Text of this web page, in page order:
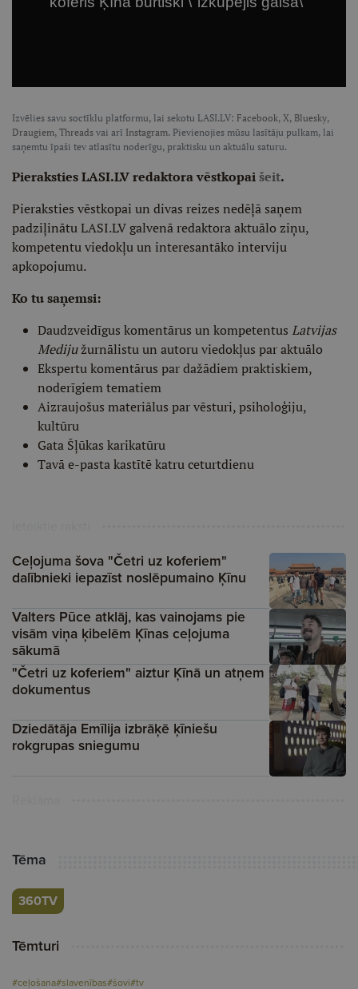
Izvēlies savu soctīklu platformu, lai sekotu LASI.LV: Facebook, X, Bluesky,
Draugiem, Threads vai arī Instagram. Pievienojies mūsu lasītāju pulkam, lai
saņemtu īpaši tev atlasītu noderīgu, praktisku un aktuālu saturu.
Pieraksties LASI.LV redaktora vēstkopaišeit.
Pieraksties vēstkopai un divas reizes nedēļā saņem
padziļinātu LASI.LV galvenā redaktora aktuālo ziņu,
kompetentu viedokļu un interesantāko interviju
apkopojumu.
Ko tu saņemsi:
Daudzveidīgus komentārus un kompetentus Latvijas
Medijužurnālistu un autoru viedokļus par aktuālo
Ekspertu komentārus par dažādiem praktiskiem,
noderīgiem tematiem
Aizraujošus materiālus par vēsturi, psiholoģiju,
kultūru
Gata Šļūkas karikatūru
Tavā e-pasta kastītē katru ceturtdienu
Ceļojuma šova "Četri uz koferiem"
dalībnieki iepazīst noslēpumaino Ķīnu
Valters Pūce atklāj, kas vainojams pie
visām viņa ķibelēm Ķīnas ceļojuma
sākumā
"Četri uz koferiem" aiztur Ķīnā un atņem
dokumentus
Dziedātāja Emīlija izbrāķē ķīniešu
rokgrupas sniegumu
Tēma
360TV
Tēmturi
#ceļošana#slavenības#šovi#tv